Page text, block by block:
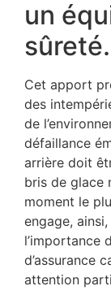
un
sûreté.
Cet apport
des
de
défaillance
arrière doit
bris de glace
moment le
engage,
l’importance
d’assurance
attention